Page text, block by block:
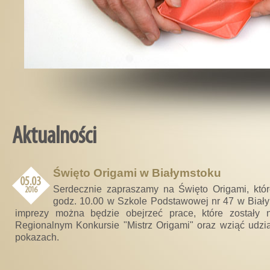
Aktualności
05.03
2016
Święto Origami w Białymstoku
Serdecznie zapraszamy na Święto Origami,
godz. 10.00 w Szkole Podstawowej nr 47 w
imprezy można będzie obejrzeć prace, które zostały
Regionalnym Konkursie "Mistrz Origami" oraz wziąć
pokazach.